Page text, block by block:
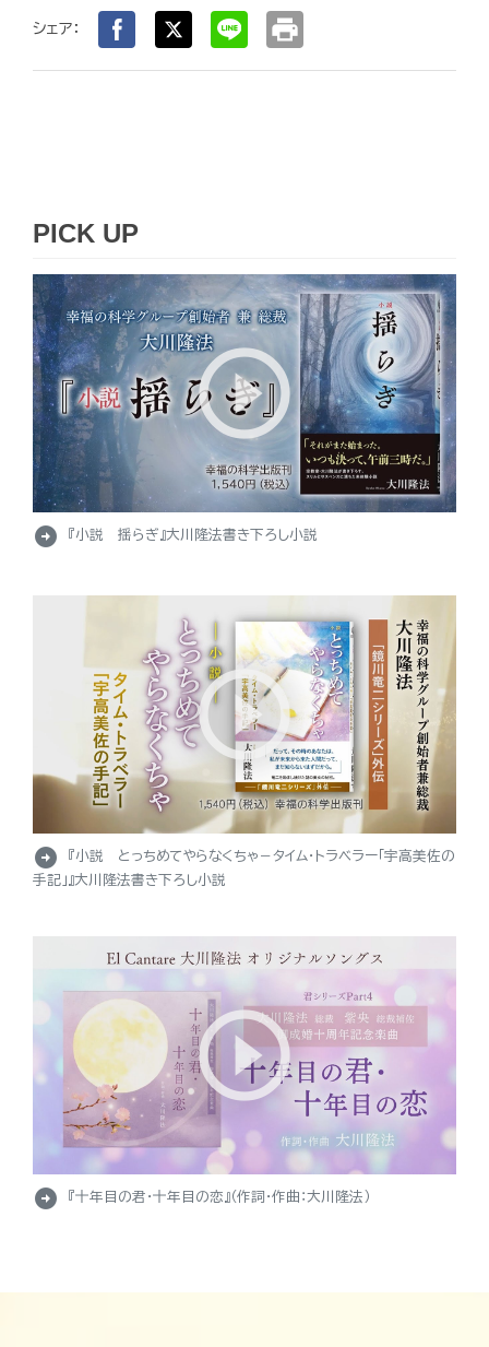
シェア： print
PICK UP
arrow_circle_right 『小説 揺らぎ』大川隆法書き下ろし小説
arrow_circle_right
『小説 とっちめてやらなくちゃ－タイム・トラベラー「宇高美佐の
手記」』大川隆法書き下ろし小説
arrow_circle_right 『十年目の君・十年目の恋』（作詞・作曲：大川隆法）